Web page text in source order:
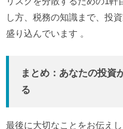
し方、税務の知識まで、投
盛り込んでいます 。
まとめ：あなたの投資
る
最後に大切なことをお伝え